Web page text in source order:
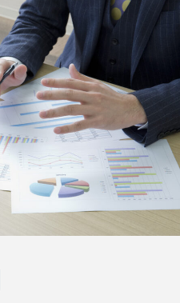
W杯の優勝を目指す日
本代表と目標設定
admin